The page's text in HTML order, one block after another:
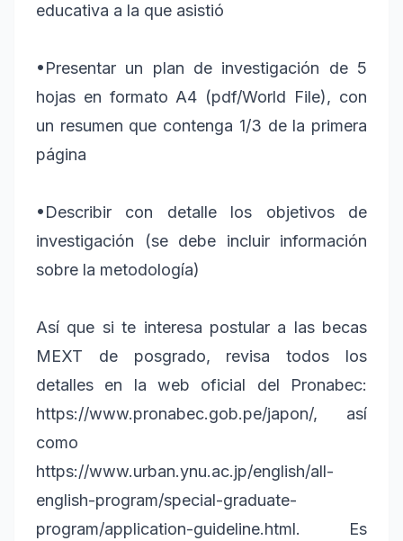
educativa a la que asistió
•Presentar un plan de investigación de 5
hojas en formato A4 (pdf/World File), con
un resumen que contenga 1/3 de la primera
página
•Describir con detalle los objetivos de
investigación (se debe incluir información
sobre la metodología)
Así que si te interesa postular a las becas
MEXT de posgrado, revisa todos los
detalles en la web oficial del Pronabec:
https://www.pronabec.gob.pe/japon/, así
como
https://www.urban.ynu.ac.jp/english/all-
english-program/special-graduate-
program/application-guideline.html. Es